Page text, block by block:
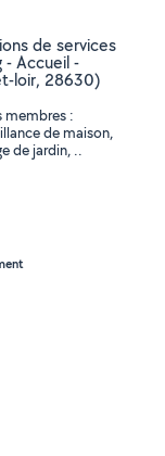
de services
Accueil -
loir, 28630)
membres :
de maison,
de jardin, ..